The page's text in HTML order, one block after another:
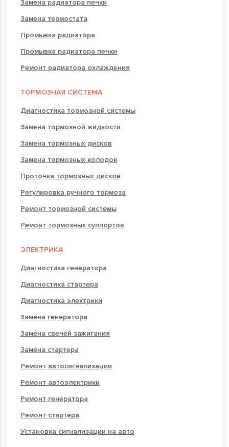
Замена радиатора печки
Замена термостата
Промывка радиатора
Промывка радиатора печки
Ремонт радиатора охлаждения
ТОРМОЗНАЯ СИСТЕМА
Диагностика тормозной системы
Замена тормозной жидкости
Замена тормозных дисков
Замена тормозных колодок
Проточка тормозных дисков
Регулировка ручного тормоза
Ремонт тормозной системы
Ремонт тормозных суппортов
ЭЛЕКТРИКА
Диагностика генератора
Диагностика стартера
Диагностика электрики
Замена генератора
Замена свечей зажигания
Замена стартера
Ремонт автосигнализации
Ремонт автоэлектрики
Ремонт генератора
Ремонт стартера
Установка сигнализации на авто